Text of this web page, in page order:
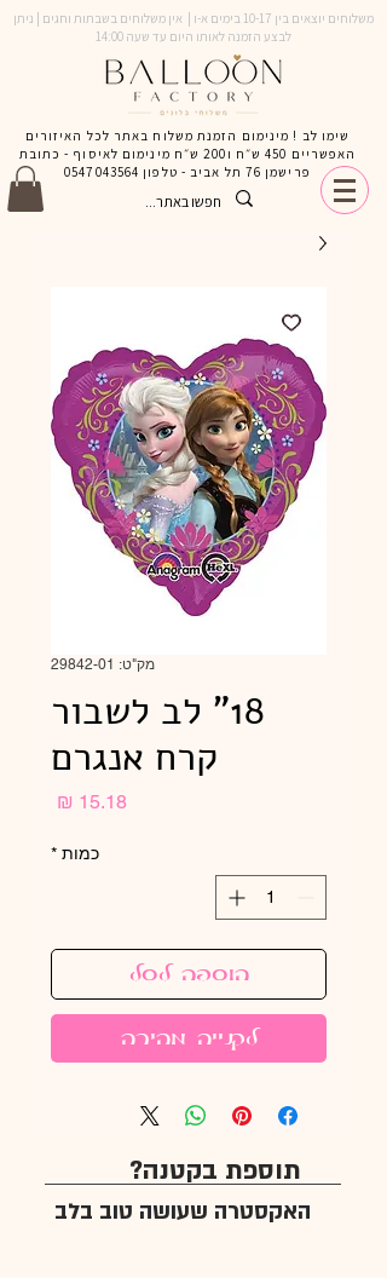
משלוחים יוצאים בין 10-17 בימים א-ו | אין משלוחים בשבתות וחגים | ניתן
לבצע הזמנה לאותו היום עד שעה 14:00
שימו לב ! מינימום הזמנת משלוח באתר לכל האיזורים
האפשריים 450 ש״ח ו200 ש״ח מינימום לאיסוף - כתובת
פרישמן 76 תל אביב - טלפון
0547043564
מק"ט: 29842-01
18" לב לשבור
קרח אנגרם
כמות *
הוספה לסל
לקנייה מהירה
תוספת בקטנה?
האקסטרה שעושה טוב בלב